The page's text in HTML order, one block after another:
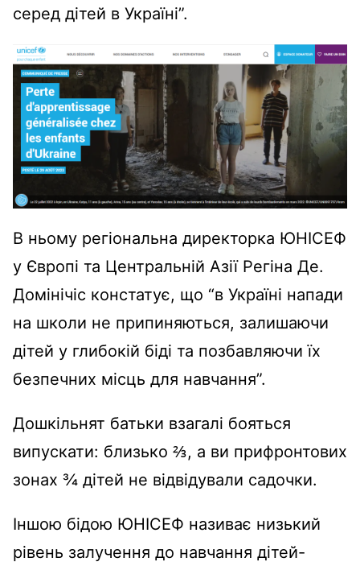
серед дітей в Україні”.
В ньому регіональна директорка ЮНІСЕФ
у Європі та Центральній Азії Регіна Де.
Домінічіс констатує, що “в Україні напади
на школи не припиняються, залишаючи
дітей у глибокій біді та позбавляючи їх
безпечних місць для навчання”.
Дошкільнят батьки взагалі бояться
випускати: близько ⅔, а ви прифронтових
зонах ¾ дітей не відвідували садочки.
Іншою бідою ЮНІСЕФ називає низький
рівень залучення до навчання дітей-